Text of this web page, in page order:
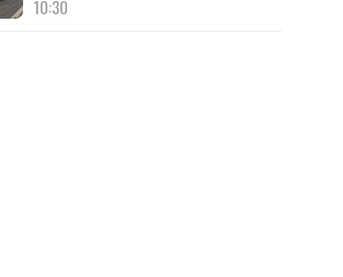
10:30